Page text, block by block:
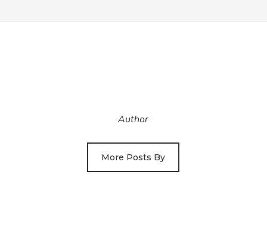
Author
More Posts By